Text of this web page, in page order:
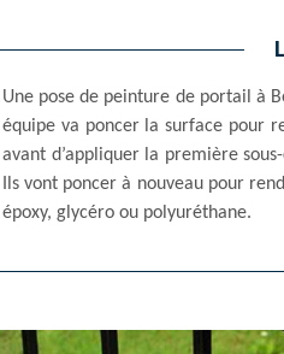
Une pose de peinture de portail à
équipe va poncer la surface pour
avant d’appliquer la première
Ils vont poncer à nouveau pour
époxy, glycéro ou polyuréthane.